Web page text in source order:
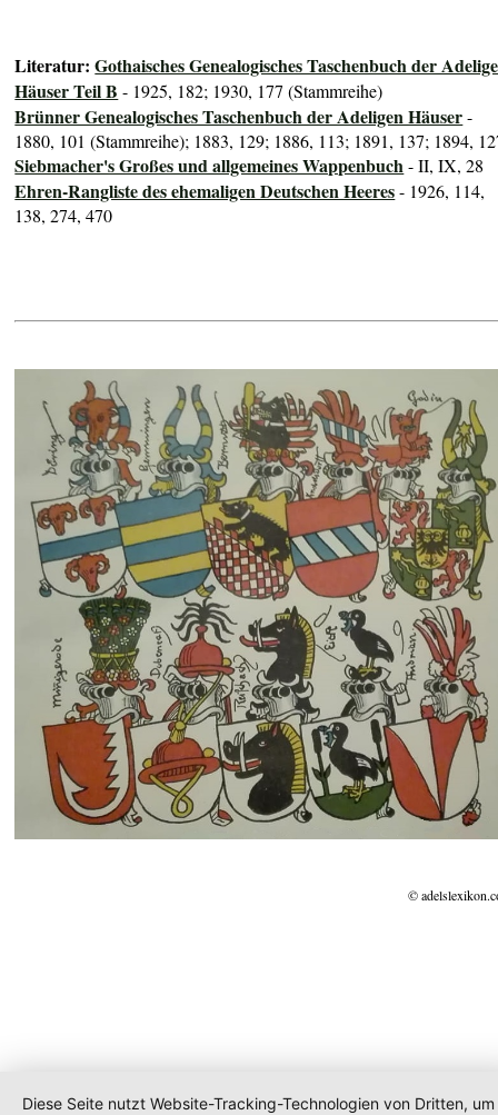
Literatur:Gothaisches Genealogisches Taschenbuch der
Häuser Teil B - 1925, 182; 1930, 177 (Stammreihe)
Brünner Genealogisches Taschenbuch der Adeligen Häuser-
1880, 101 (Stammreihe); 1883, 129; 1886, 113; 1891, 137; 1894,
Siebmacher's Großes und allgemeines Wappenbuch- II, IX, 28
Ehren-Rangliste des ehemaligen Deutschen Heeres- 1926, 114,
138, 274, 470
©
Diese Seite nutzt Website-Tracking-Technologien von Dritten, um